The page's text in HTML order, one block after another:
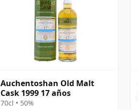
Auchentoshan Old Malt
Cask 1999 17 años
70cl • 50%